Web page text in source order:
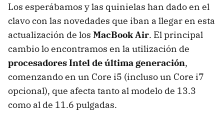
Los esperábamos y las quinielas han dado en el
clavo con las novedades que iban a llegar en esta
actualización de los MacBook Air. El principal
cambio lo encontramos en la utilización de
procesadores Intel de última generación,
comenzando en un Core i5 (incluso un Core i7
opcional), que afecta tanto al modelo de 13.3
como al de 11.6 pulgadas.